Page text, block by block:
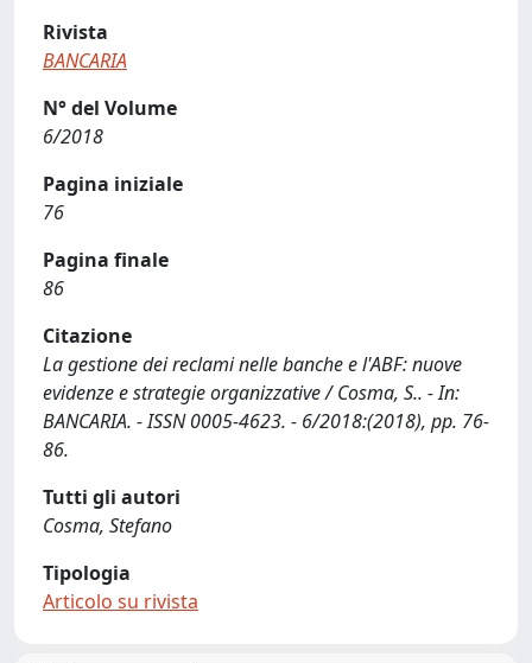
Rivista
BANCARIA
N° del Volume
6/2018
Pagina iniziale
76
Pagina finale
86
Citazione
La gestione dei reclami nelle banche e l'ABF: nuove
evidenze e strategie organizzative / Cosma, S.. - In:
BANCARIA. - ISSN 0005-4623. - 6/2018:(2018), pp. 76-
86.
Tutti gli autori
Cosma, Stefano
Tipologia
Articolo su rivista